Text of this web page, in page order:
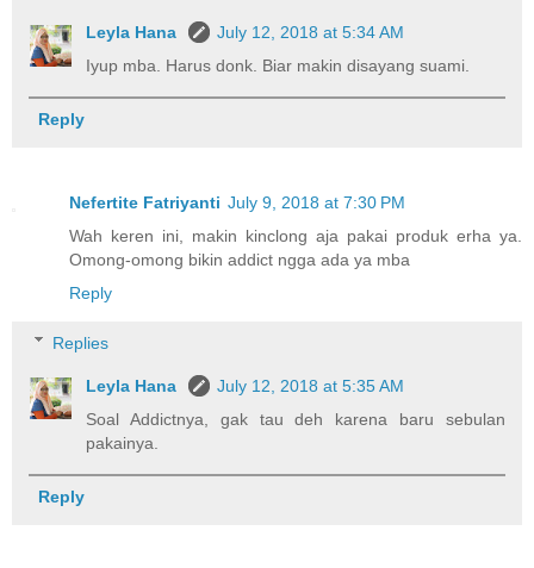
Leyla Hana
July 12, 2018 at 5:34 AM
Iyup mba. Harus donk. Biar makin disayang suami.
Reply
Nefertite Fatriyanti July 9, 2018 at 7:30 PM
Wah keren ini, makin kinclong aja pakai produk erha ya.
Omong-omong bikin addict ngga ada ya mba
Reply
Replies
Leyla Hana
July 12, 2018 at 5:35 AM
Soal Addictnya, gak tau deh karena baru sebulan
pakainya.
Reply